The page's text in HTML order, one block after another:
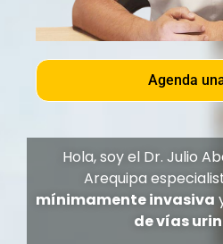
Agenda
Hola, soy el Dr. Julio
Arequipa
mínimamente invasiva
de vías